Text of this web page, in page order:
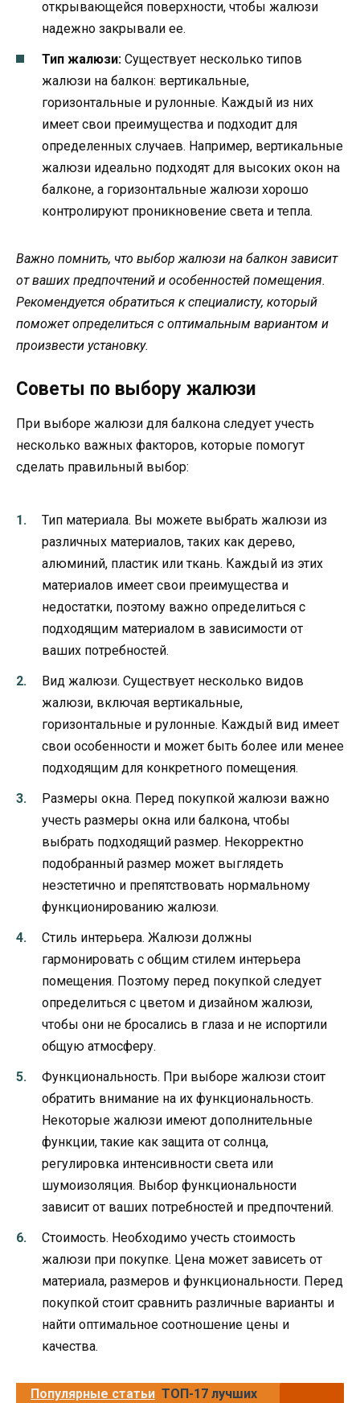
открывающейся поверхности, чтобы жалюзи
надежно закрывали ее.
Тип жалюзи: Существует несколько типов
жалюзи на балкон: вертикальные,
горизонтальные и рулонные. Каждый из них
имеет свои преимущества и подходит для
определенных случаев. Например, вертикальные
жалюзи идеально подходят для высоких окон на
балконе, а горизонтальные жалюзи хорошо
контролируют проникновение света и тепла.
Важно помнить, что выбор жалюзи на балкон зависит
от ваших предпочтений и особенностей помещения.
Рекомендуется обратиться к специалисту, который
поможет определиться с оптимальным вариантом и
произвести установку.
Советы по выбору жалюзи
При выборе жалюзи для балкона следует учесть
несколько важных факторов, которые помогут
сделать правильный выбор:
Тип материала. Вы можете выбрать жалюзи из
различных материалов, таких как дерево,
алюминий, пластик или ткань. Каждый из этих
материалов имеет свои преимущества и
недостатки, поэтому важно определиться с
подходящим материалом в зависимости от
ваших потребностей.
Вид жалюзи. Существует несколько видов
жалюзи, включая вертикальные,
горизонтальные и рулонные. Каждый вид имеет
свои особенности и может быть более или менее
подходящим для конкретного помещения.
Размеры окна. Перед покупкой жалюзи важно
учесть размеры окна или балкона, чтобы
выбрать подходящий размер. Некорректно
подобранный размер может выглядеть
неэстетично и препятствовать нормальному
функционированию жалюзи.
Стиль интерьера. Жалюзи должны
гармонировать с общим стилем интерьера
помещения. Поэтому перед покупкой следует
определиться с цветом и дизайном жалюзи,
чтобы они не бросались в глаза и не испортили
общую атмосферу.
Функциональность. При выборе жалюзи стоит
обратить внимание на их функциональность.
Некоторые жалюзи имеют дополнительные
функции, такие как защита от солнца,
регулировка интенсивности света или
шумоизоляция. Выбор функциональности
зависит от ваших потребностей и предпочтений.
Стоимость. Необходимо учесть стоимость
жалюзи при покупке. Цена может зависеть от
материала, размеров и функциональности. Перед
покупкой стоит сравнить различные варианты и
найти оптимальное соотношение цены и
качества.
Популярные статьи ТОП-17 лучших